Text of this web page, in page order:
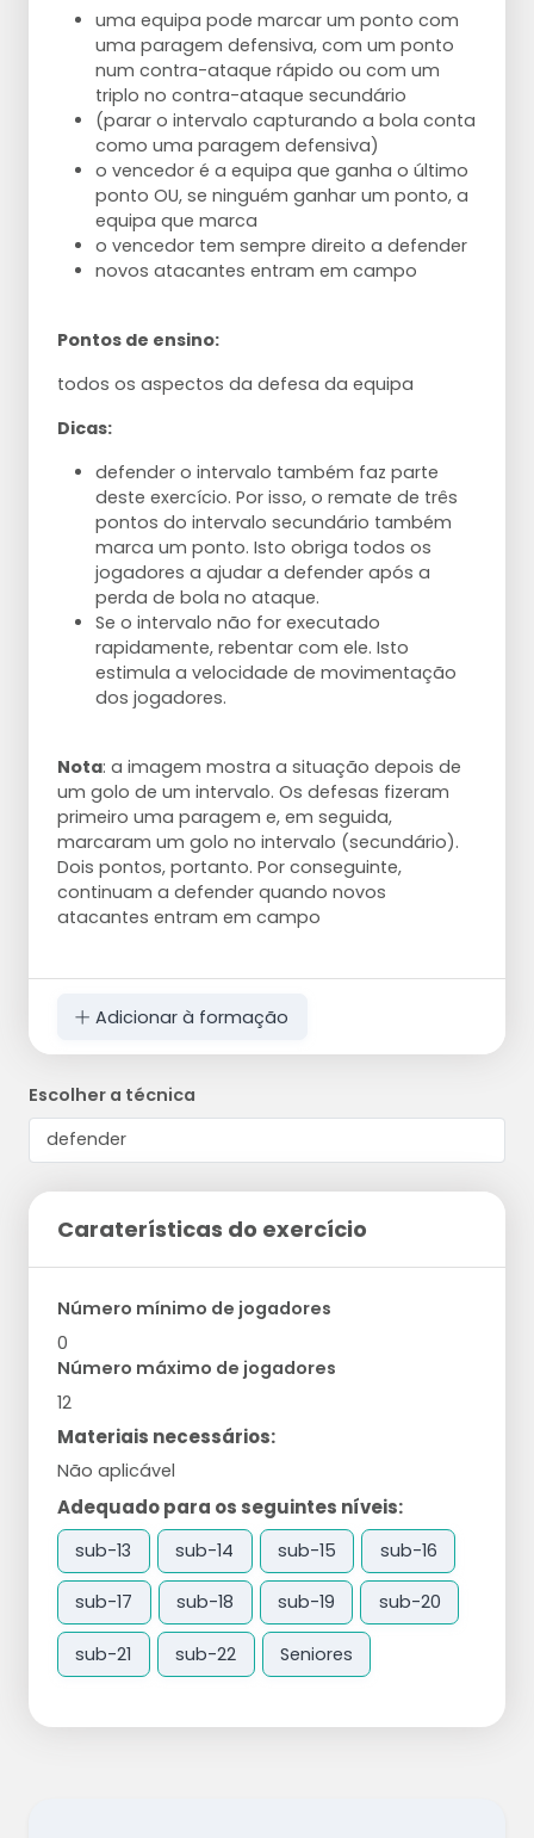
uma equipa pode marcar um ponto com
uma paragem defensiva, com um ponto
num contra-ataque rápido ou com um
triplo no contra-ataque secundário
(parar o intervalo capturando a bola conta
como uma paragem defensiva)
o vencedor é a equipa que ganha o último
ponto OU, se ninguém ganhar um ponto, a
equipa que marca
o vencedor tem sempre direito a defender
novos atacantes entram em campo
Pontos de ensino:
todos os aspectos da defesa da equipa
Dicas:
defender o intervalo também faz parte
deste exercício. Por isso, o remate de três
pontos do intervalo secundário também
marca um ponto. Isto obriga todos os
jogadores a ajudar a defender após a
perda de bola no ataque.
Se o intervalo não for executado
rapidamente, rebentar com ele. Isto
estimula a velocidade de movimentação
dos jogadores.
Nota: a imagem mostra a situação depois de
um golo de um intervalo. Os defesas fizeram
primeiro uma paragem e, em seguida,
marcaram um golo no intervalo (secundário).
Dois pontos, portanto. Por conseguinte,
continuam a defender quando novos
atacantes entram em campo
Adicionar à formação
Escolher a técnica
Caraterísticas do exercício
Número mínimo de jogadores
0
Número máximo de jogadores
12
Materiais necessários:
Não aplicável
Adequado para os seguintes níveis:
sub-13 sub-14 sub-15 sub-16
sub-17 sub-18 sub-19 sub-20
sub-21 sub-22 Seniores